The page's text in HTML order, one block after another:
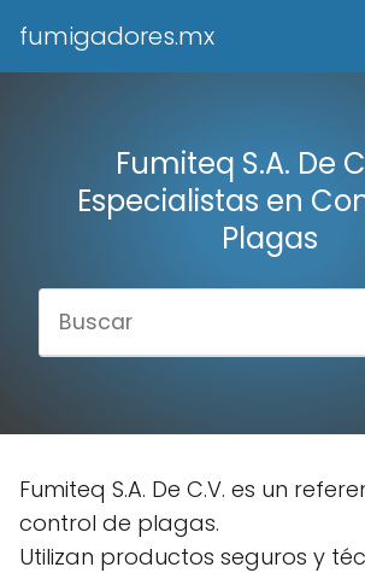
fumigadores.mx
Fumiteq S.A. De
Especialistas en
Plagas
Fumiteq S.A. De C.V. es un
control de plagas.
Utilizan productos seguros y